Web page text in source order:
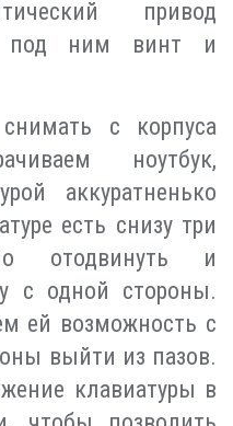
привод
под ним винт и
с корпуса
ноутбук,
аккуратненько
есть снизу три
отодвинуть и
с одной стороны.
ей возможность с
выйти из пазов.
клавиатуры в